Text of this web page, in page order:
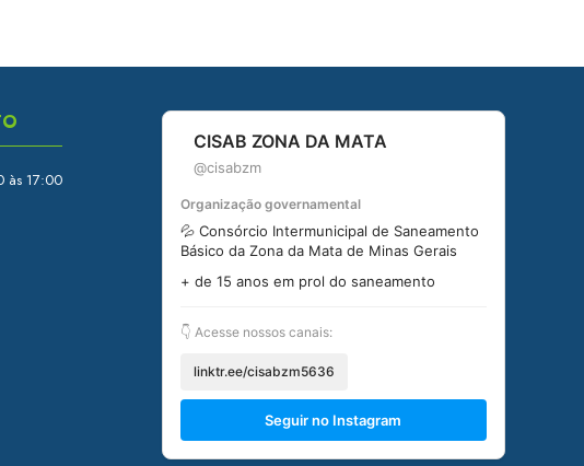
às 17:00
CISAB ZONA DA MATA
@cisabzm
Organização governamental
💦 Consórcio Intermunicipal de Saneamento
Básico da Zona da Mata de Minas Gerais
+ de 15 anos em prol do saneamento
👇 Acesse nossos canais:
linktr.ee/cisabzm5636
Seguir no Instagram